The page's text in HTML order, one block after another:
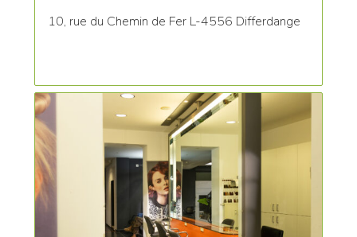
10, rue du Chemin de Fer L-4556 Differdange